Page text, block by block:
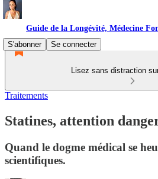
Guide de la Longévité, Médecine
S'abonner
Se connecter
Lisez sans distraction
Traitements
Statines, attention
Quand le dogme médical se
scientifiques.